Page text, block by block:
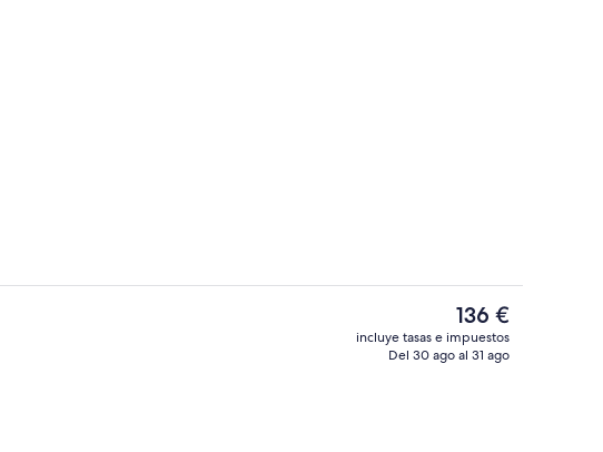
El
precio
actual
136 €
incluye tasas e impuestos
Del 30 ago al 31 ago